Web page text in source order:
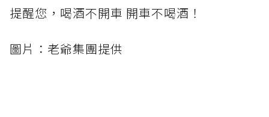
提醒您，喝酒不開車 開車不喝酒！
圖片：老爺集團提供